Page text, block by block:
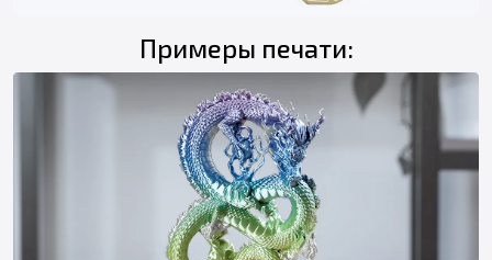
Примеры печати: